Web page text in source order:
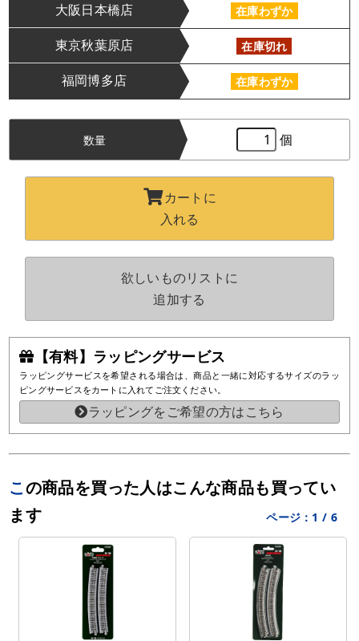
大阪日本橋店 在庫わずか
東京秋葉原店 在庫切れ
福岡博多店 在庫わずか
【有料】ラッピングサービス
ラッピングサービスを希望される場合は、商品と一緒に対応するサイズのラッ
ピングサービスをカートに入れてご注文ください。
ラッピングをご希望の方はこちら
数量 個
カートに
入れる
欲しいものリストに
追加する
この商品を買った人はこんな商品も買ってい
ます
ページ： 1 / 6